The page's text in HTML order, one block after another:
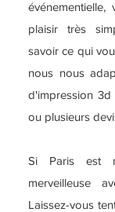
plaisir très
savoir ce qui
nous nous
d'impression 3d
ou plusieurs
Si Paris est
merveilleuse
Laissez-vous